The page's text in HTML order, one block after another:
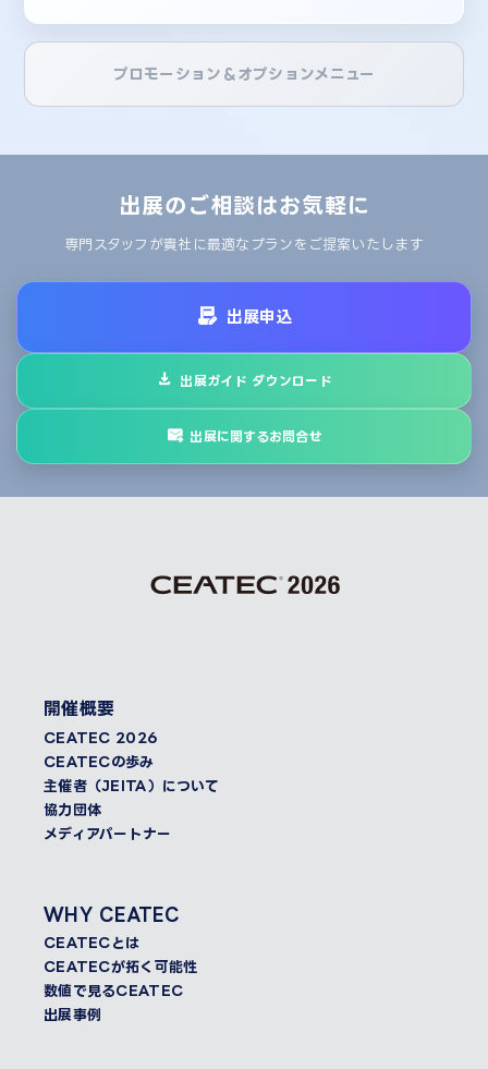
プロモーション＆オプションメニュー
出展のご相談はお気軽に
専門スタッフが貴社に最適なプランをご提案いたします
出展申込
出展ガイド ダウンロード
出展に関するお問合せ
開催概要
CEATEC 2026
CEATECの歩み
主催者（JEITA）について
協力団体
メディアパートナー
WHY CEATEC
CEATECとは
CEATECが拓く可能性
数値で見るCEATEC
出展事例